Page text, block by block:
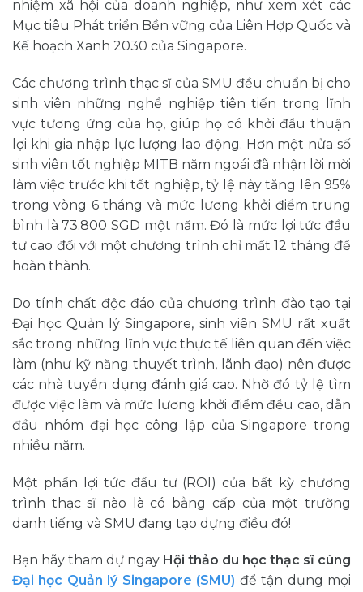
nhiệm xã hội của doanh nghiệp, như xem xét các
Mục tiêu Phát triển Bền vững của Liên Hợp Quốc và
Kế hoạch Xanh 2030 của Singapore.
Các chương trình thạc sĩ của SMU đều chuẩn bị cho
sinh viên những nghề nghiệp tiên tiến trong lĩnh
vực tương ứng của họ, giúp họ có khởi đầu thuận
lợi khi gia nhập lực lượng lao động. Hơn một nửa số
sinh viên tốt nghiệp MITB năm ngoái đã nhận lời mời
làm việc trước khi tốt nghiệp, tỷ lệ này tăng lên 95%
trong vòng 6 tháng và mức lương khởi điểm trung
bình là 73.800 SGD một năm. Đó là mức lợi tức đầu
tư cao đối với một chương trình chỉ mất 12 tháng để
hoàn thành.
Do tính chất độc đáo của chương trình đào tạo tại
Đại học Quản lý Singapore, sinh viên SMU rất xuất
sắc trong những lĩnh vực thực tế liên quan đến việc
làm (như kỹ năng thuyết trình, lãnh đạo) nên được
các nhà tuyển dụng đánh giá cao. Nhờ đó tỷ lệ tìm
được việc làm và mức lương khởi điểm đều cao, dẫn
đầu nhóm đại học công lập của Singapore trong
nhiều năm.
Một phần lợi tức đầu tư (ROI) của bất kỳ chương
trình thạc sĩ nào là có bằng cấp của một trường
danh tiếng và SMU đang tạo dựng điều đó!
Bạn hãy tham dự ngay Hội thảo du học thạc sĩ cùng
Đại học Quản lý Singapore (SMU) để tận dụng mọi